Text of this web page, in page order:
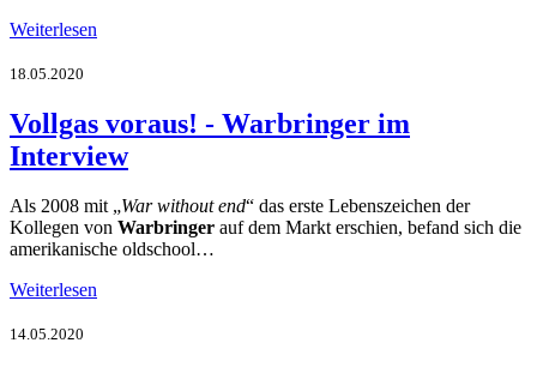
Weiterlesen
18.05.2020
Vollgas voraus! - Warbringer im
Interview
Als 2008 mit „War without end“ das erste Lebenszeichen der
Kollegen von Warbringer auf dem Markt erschien, befand sich die
amerikanische oldschool…
Weiterlesen
14.05.2020